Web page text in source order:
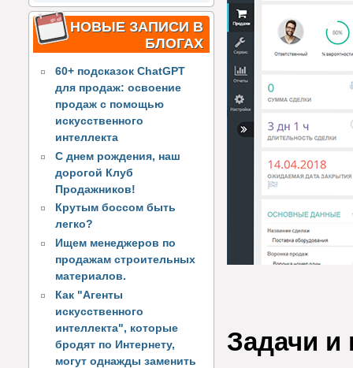
НОВЫЕ ЗАПИСИ В
БЛОГАХ
60+ подсказок ChatGPT
для продаж: освоение
продаж с помощью
искусственного
интеллекта
С днем рождения, наш
дорогой Клуб
Продажников!
Крутым боссом быть
легко?
Ищем менеджеров по
продажам строительных
материалов.
Как "Агенты
искусственного
интеллекта", которые
бродят по Интернету,
могут однажды заменить
Задачи и